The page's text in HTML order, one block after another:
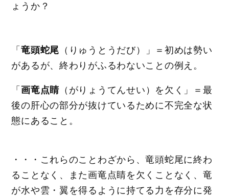
ょうか？
「竜頭蛇尾 （りゅうとうだび）」＝初めは勢い
があるが、終わりがふるわないことの例え。
「画竜点睛 （がりょうてんせい）を欠く」＝最
後の肝心の部分が抜けているために不完全な状
態にあること。
・・・これらのことわざから、竜頭蛇尾に終わ
ることなく、また画竜点睛を欠くことなく、竜
が水や雲・翼を得るように持てる力を存分に発